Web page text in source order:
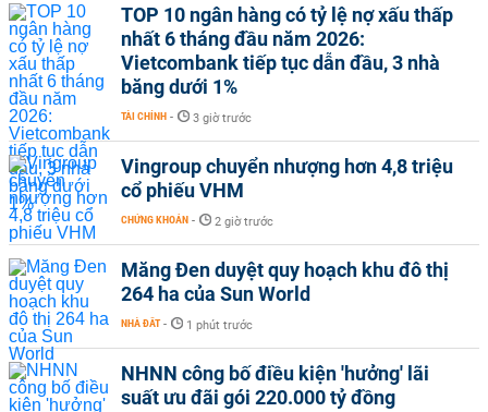
TOP 10 ngân hàng có tỷ lệ nợ xấu thấp
nhất 6 tháng đầu năm 2026:
Vietcombank tiếp tục dẫn đầu, 3 nhà
băng dưới 1%
TÀI CHÍNH - 3 giờ trước
Vingroup chuyển nhượng hơn 4,8 triệu
cổ phiếu VHM
CHỨNG KHOÁN - 2 giờ trước
Măng Đen duyệt quy hoạch khu đô thị
264 ha của Sun World
NHÀ ĐẤT - 1 phút trước
NHNN công bố điều kiện 'hưởng' lãi
suất ưu đãi gói 220.000 tỷ đồng